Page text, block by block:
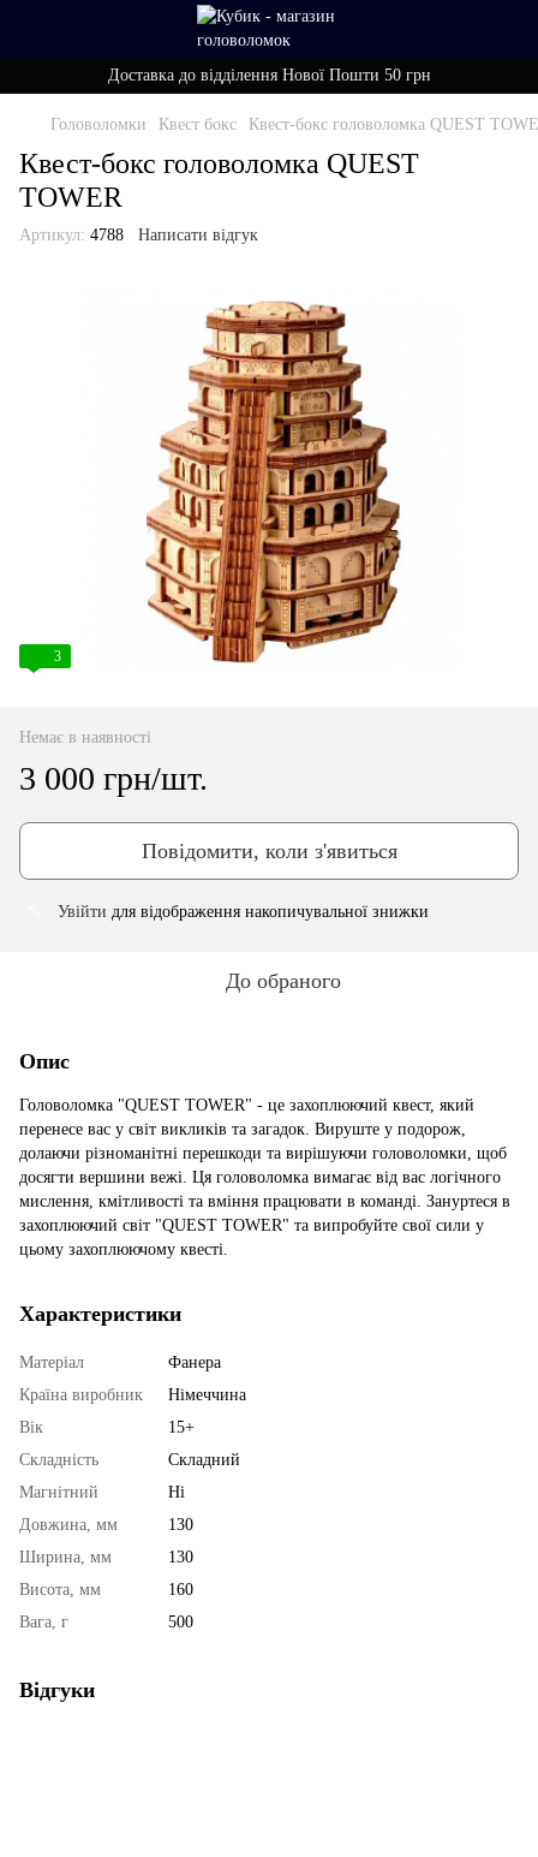
Доставка до відділення Нової Пошти 50 грн
Головоломки Квест бокс Квест-бокс головоломка QUEST
Квест-бокс головоломка QUEST
TOWER
Артикул: 4788 Написати відгук
3
Немає в наявності
3 000 грн/шт.
Повідомити, коли з'явиться
Увійти для відображення накопичувальної знижки
До обраного
Опис
Головоломка "QUEST TOWER" - це захоплюючий квест, який
перенесе вас у світ викликів та загадок. Вируште у подорож,
долаючи різноманітні перешкоди та вирішуючи головоломки, щоб
досягти вершини вежі. Ця головоломка вимагає від вас логічного
мислення, кмітливості та вміння працювати в команді. Зануртеся в
захоплюючий світ "QUEST TOWER" та випробуйте свої сили у
цьому захоплюючому квесті.
Характеристики
Матеріал
Фанера
Країна виробник
Німеччина
Вік
15+
Складність
Складний
Магнітний
Ні
Довжина, мм
130
Ширина, мм
130
Висота, мм
160
Вага, г
500
Відгуки